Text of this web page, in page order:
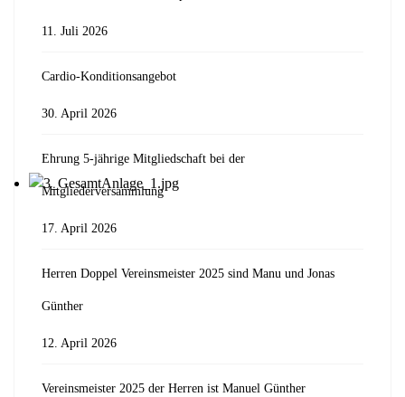
11. Juli 2026
Cardio-Konditionsangebot
30. April 2026
Ehrung 5-jährige Mitgliedschaft bei der
Mitgliederversammlung
17. April 2026
Herren Doppel Vereinsmeister 2025 sind Manu und Jonas
Günther
12. April 2026
Vereinsmeister 2025 der Herren ist Manuel Günther